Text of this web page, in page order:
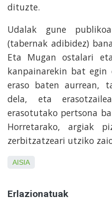
dituzte.
Udalak gune
(tabernak adibidez)
Eta Mugan ostalari
kanpainarekin bat
eraso baten aurrean,
dela, eta
erasotutako pertsona
Horretarako, argiak
zerbitzatzeari utziko
AISIA
Erlazionatuak